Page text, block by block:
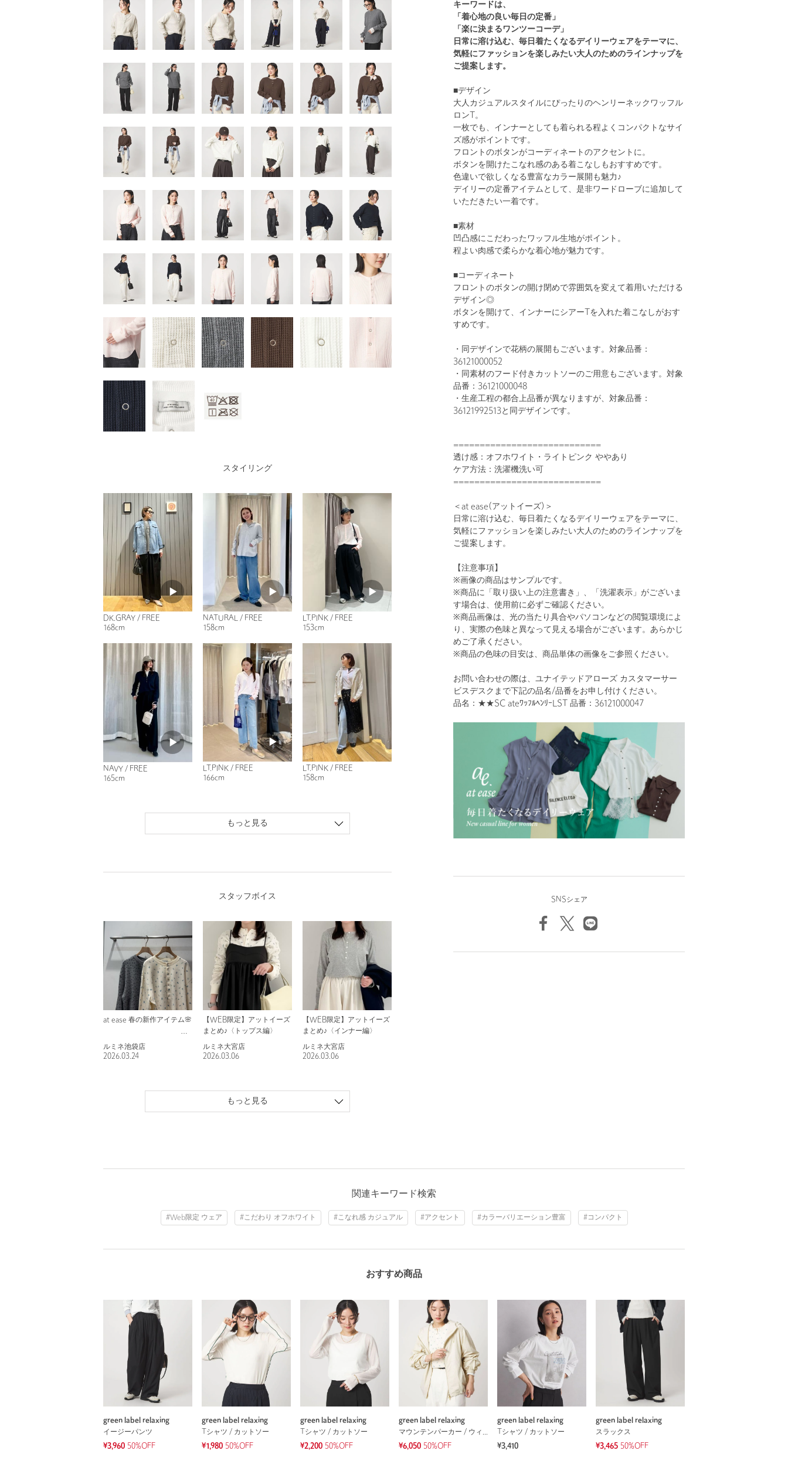
キーワードは、
「着心地の良い毎日の定番」
「楽に決まるワンツーコーデ」
日常に溶け込む、毎日着たくなるデイリーウェアをテーマに、
気軽にファッションを楽しみたい大人のためのラインナップを
ご提案します。
■デザイン
大人カジュアルスタイルにぴったりのヘンリーネックワッフル
ロンT。
一枚でも、インナーとしても着られる程よくコンパクトなサイ
ズ感がポイントです。
フロントのボタンがコーディネートのアクセントに。
ボタンを開けたこなれ感のある着こなしもおすすめです。
色違いで欲しくなる豊富なカラー展開も魅力♪
デイリーの定番アイテムとして、是非ワードローブに追加して
いただきたい一着です。
■素材
凹凸感にこだわったワッフル生地がポイント。
程よい肉感で柔らかな着心地が魅力です。
■コーディネート
フロントのボタンの開け閉めで雰囲気を変えて着用いただける
デザイン◎
ボタンを開けて、インナーにシアーTを入れた着こなしがおす
すめです。
・同デザインで花柄の展開もございます。対象品番：
36121000052
・同素材のフード付きカットソーのご用意もございます。対象
品番：36121000048
・生産工程の都合上品番が異なりますが、対象品番：
36121992513と同デザインです。
============================
透け感：オフホワイト・ライトピンク ややあり
ケア方法：洗濯機洗い可
============================
＜at ease(アットイーズ)＞
日常に溶け込む、毎日着たくなるデイリーウェアをテーマに、
気軽にファッションを楽しみたい大人のためのラインナップを
ご提案します。
【注意事項】
※画像の商品はサンプルです。
※商品に「取り扱い上の注意書き」、「洗濯表示」がございま
す場合は、使用前に必ずご確認ください。
※商品画像は、光の当たり具合やパソコンなどの閲覧環境によ
り、実際の色味と異なって見える場合がございます。あらかじ
めご了承ください。
※商品の色味の目安は、商品単体の画像をご参照ください。
お問い合わせの際は、ユナイテッドアローズ カスタマーサー
ビスデスクまで下記の品名/品番をお申し付けください。
品名：★★SC ateﾜｯﾌﾙﾍﾝﾘｰLST 品番：36121000047
SNSシェア
スタイリング
DK.GRAY / FREE
168cm
NATURAL / FREE
158cm
LT.PINK / FREE
153cm
NAVY / FREE
165cm
LT.PINK / FREE
166cm
LT.PINK / FREE
158cm
もっと見る
スタッフボイス
at ease 春の新作アイテム🌸
ルミネ池袋店
2026.03.24
【WEB限定】アットイーズ
まとめ♪〈トップス編〉
ルミネ大宮店
2026.03.06
【WEB限定】アットイーズ
まとめ♪〈インナー編〉
ルミネ大宮店
2026.03.06
もっと見る
関連キーワード検索
#Web限定 ウェア #こだわり オフホワイト #こなれ感 カジュアル #アクセント #カラーバリエーション豊富 #コンパクト
おすすめ商品
green label relaxing
イージーパンツ
¥3,960 50%OFF
green label relaxing
Tシャツ / カットソー
¥1,980 50%OFF
green label relaxing
Tシャツ / カットソー
¥2,200 50%OFF
green label relaxing
マウンテンパーカー / ウィンドブレーカー
¥6,050 50%OFF
green label relaxing
Tシャツ / カットソー
¥3,410
green label relaxing
スラックス
¥3,465 50%OFF